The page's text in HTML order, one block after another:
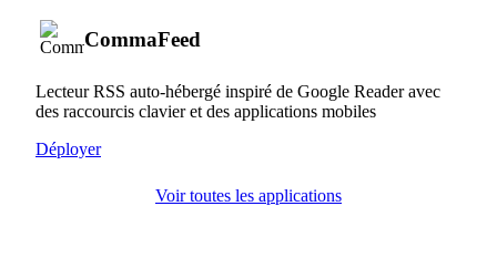
CommaFeed
Lecteur RSS auto-hébergé inspiré de Google Reader avec
des raccourcis clavier et des applications mobiles
Déployer
Voir toutes les applications